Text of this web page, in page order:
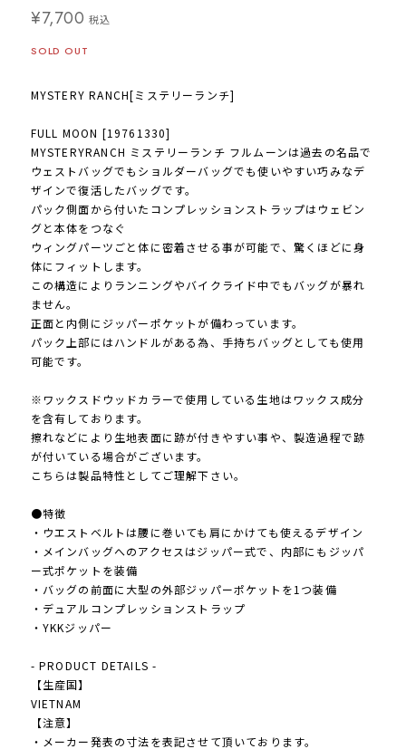
¥7,700 税込
SOLD OUT
MYSTERY RANCH[ミステリーランチ]
FULL MOON [19761330]
MYSTERYRANCH ミステリーランチ フルムーンは過去の名品で
ウェストバッグでもショルダーバッグでも使いやすい巧みなデ
ザインで復活したバッグです。
パック側面から付いたコンプレッションストラップはウェビン
グと本体をつなぐ
ウィングパーツごと体に密着させる事が可能で、驚くほどに身
体にフィットします。
この構造によりランニングやバイクライド中でもバッグが暴れ
ません。
正面と内側にジッパーポケットが備わっています。
パック上部にはハンドルがある為、手持ちバッグとしても使用
可能です。
※ワックスドウッドカラーで使用している生地はワックス成分
を含有しております。
擦れなどにより生地表面に跡が付きやすい事や、製造過程で跡
が付いている場合がございます。
こちらは製品特性としてご理解下さい。
●特徴
・ウエストベルトは腰に巻いても肩にかけても使えるデザイン
・メインバッグへのアクセスはジッパー式で、内部にもジッパ
ー式ポケットを装備
・バッグの前面に大型の外部ジッパーポケットを1つ装備
・デュアルコンプレッションストラップ
・YKKジッパー
- PRODUCT DETAILS -
【生産国】
VIETNAM
【注意】
・メーカー発表の寸法を表記させて頂いております。